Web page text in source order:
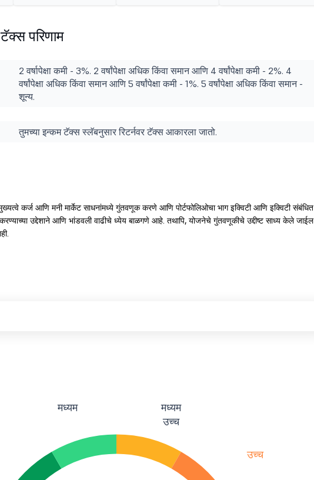
परिणाम
2 वर्षापेक्षा कमी - 3%. 2 वर्षांपेक्षा अधिक किंवा समान आणि 4 वर्षांपेक्षा कमी - 2%. 4
वर्षांपेक्षा अधिक किंवा समान आणि 5 वर्षांपेक्षा कमी - 1%. 5 वर्षांपेक्षा अधिक किंवा समान -
शून्य.
तुमच्या इन्कम टॅक्स स्लॅबनुसार रिटर्नवर टॅक्स आकारला जातो.
कर्ज आणि मनी मार्केट साधनांमध्ये गुंतवणूक करणे आणि पोर्टफोलिओचा भाग इक्विटी आणि इक्विटी संबंधित
करण्याच्या उद्देशाने आणि भांडवली वाढीचे ध्येय बाळगणे आहे. तथापि, योजनेचे गुंतवणूकीचे उद्दीष्ट साध्य केले जाईल
मध्यम
मध्यम
उच्च
उच्च